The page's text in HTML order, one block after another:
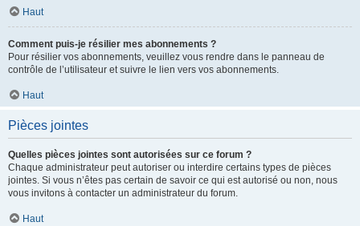
Haut
Comment puis-je résilier mes abonnements ?
Pour résilier vos abonnements, veuillez vous rendre dans le panneau de
contrôle de l’utilisateur et suivre le lien vers vos abonnements.
Haut
Pièces jointes
Quelles pièces jointes sont autorisées sur ce forum ?
Chaque administrateur peut autoriser ou interdire certains types de pièces
jointes. Si vous n’êtes pas certain de savoir ce qui est autorisé ou non, nous
vous invitons à contacter un administrateur du forum.
Haut